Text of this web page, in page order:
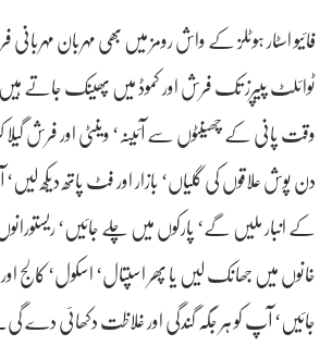
فائیو اسٹار ہوٹلز کے واش رومز میں بھی مہربان
ٹوائلٹ پیپرز تک فرش اور کموڈ میں پھینک جاتے ہیں
وقت پانی کے چھینٹوں سے آئینہ‘ وینٹی اور فرش
دن پوش علاقوں کی گلیاں‘ بازار اور فٹ پاتھ دیکھ
کے انبار ملیں گے‘ پارکوں میں چلے جائیں‘
خانوں میں جھانک لیں یا پھر اسپتال‘ اسکول‘ کالج
جائیں‘ آپ کو ہر جگہ گندگی اور غلاظت دکھائی دے